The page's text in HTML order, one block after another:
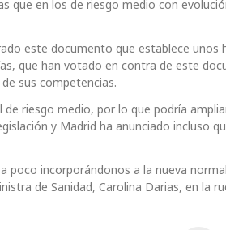
que en los de riesgo medio con
este documento que establece unos
que han votado en contra de este
sus competencias.
riesgo medio, por lo que podría
y Madrid ha anunciado incluso
poco incorporándonos a la nueva
de Sanidad, Carolina Darias, en la